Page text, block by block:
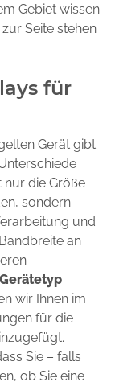
Gebiet wissen
Seite stehen
für
Gerät gibt
nur die Größe
sondern
und
an
wir Ihnen im
für die
Sie – falls
ob Sie eine